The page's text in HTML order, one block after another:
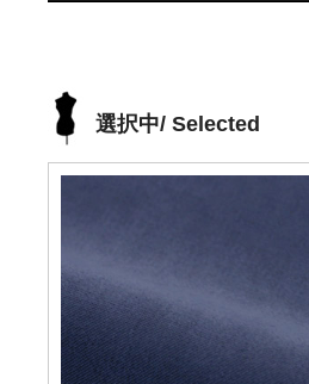
選択中/ Selected